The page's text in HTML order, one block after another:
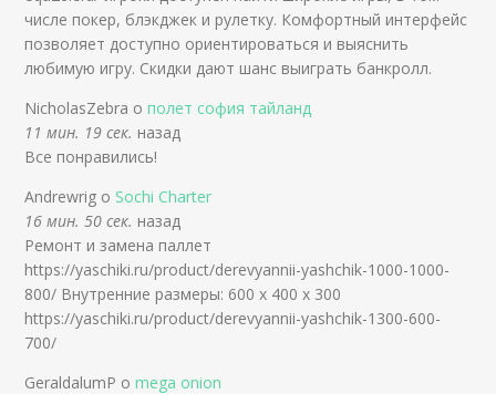
числе покер, блэкджек и рулетку. Комфортный интерфейс
позволяет доступно ориентироваться и выяснить
любимую игру. Скидки дают шанс выиграть банкролл.
NicholasZebra ополет софия тайланд
11 мин. 19 сек. назад
Все понравились!
Andrewrig о Sochi Charter
16 мин. 50 сек. назад
Ремонт и замена паллет
https://yaschiki.ru/product/derevyannii-yashchik-1000-1000-
800/ Внутренние размеры: 600 x 400 x 300
https://yaschiki.ru/product/derevyannii-yashchik-1300-600-
700/
GeraldalumP оmega onion